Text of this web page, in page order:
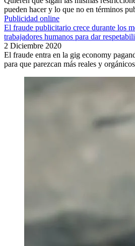
pueden hacer y lo que no en términos
Publicidad online
El fraude publicitario crece durante los
trabajadores humanos para dar
2 Diciembre 2020
El fraude entra en la gig economy
para que parezcan más reales y orgánicos